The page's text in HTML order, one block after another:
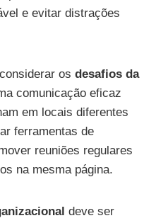
e evitar distrações
os desafios da
comunicação eficaz
em locais diferentes
ferramentas de
reuniões regulares
na mesma página.
deve ser